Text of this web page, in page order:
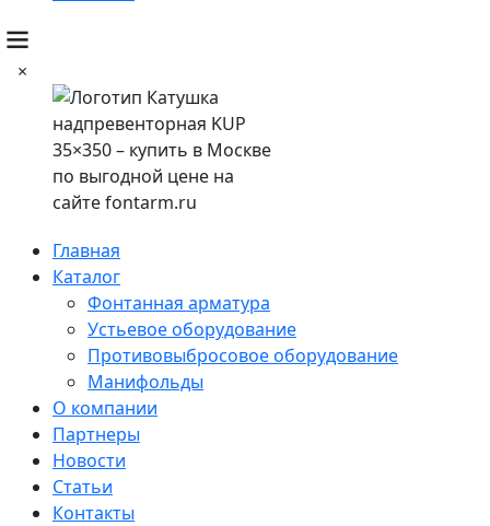
×
Главная
Каталог
Фонтанная арматура
Устьевое оборудование
Противовыбросовое оборудование
Манифольды
О компании
Партнеры
Новости
Статьи
Контакты